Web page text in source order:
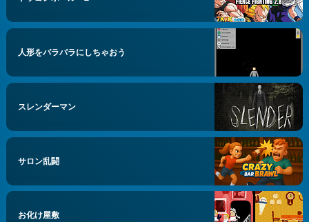
人形をバラバラにしちゃおう
スレンダーマン
サロン乱闘
お化け屋敷